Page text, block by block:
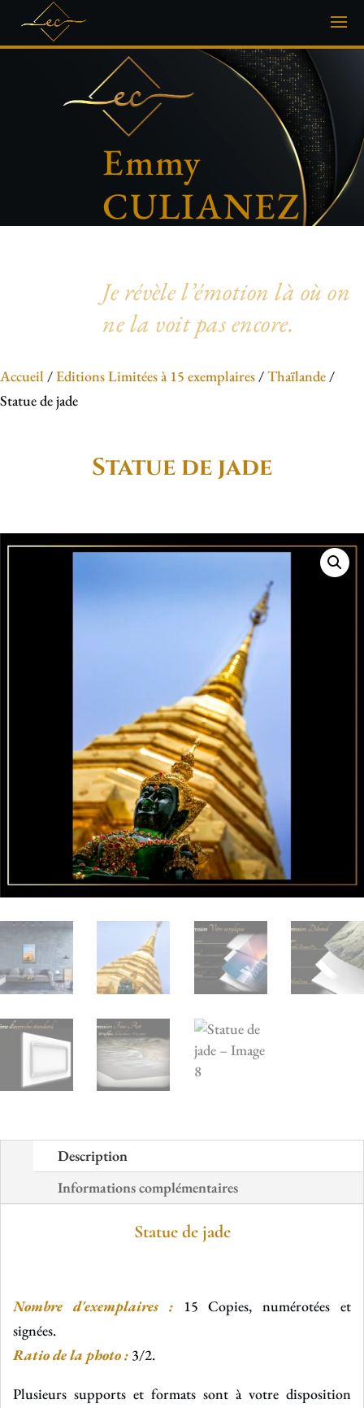
Emmy
CULIANEZ
Je révèle l’émotion là où on
ne la voit pas encore.
Accueil /Editions Limitées à 15 exemplaires /Thaïlande /
Statue de jade
Statue de jade
Description
Informations complémentaires
Statue de jade
Nombre d'exemplaires :15 Copies, numérotées et
signées.
Ratio de la photo : 3/2.
Plusieurs supports et formats sont à votre disposition